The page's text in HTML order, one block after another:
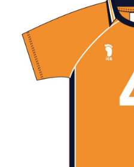
じゅじゅフェス 2026
薬屋のひとりごと 夏の園
名探偵コナン
アニメ『僕のヒーローアカ